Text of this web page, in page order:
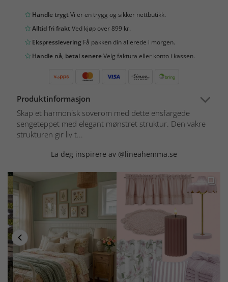
Handle trygtVi er en trygg og sikker nettbutikk.
Alltid fri fraktVed kjøp over 899 kr.
Ekspresslevering Få pakken din allerede i morgen.
Handle nå, betal senereVelg faktura eller konto i kassen.
Produktinformasjon
Skap et harmonisk soverom med dette ensfargede
sengeteppet med elegant mønstret struktur. Den vakre
strukturen gir liv t...
La deg inspirere av @lineahemma.se